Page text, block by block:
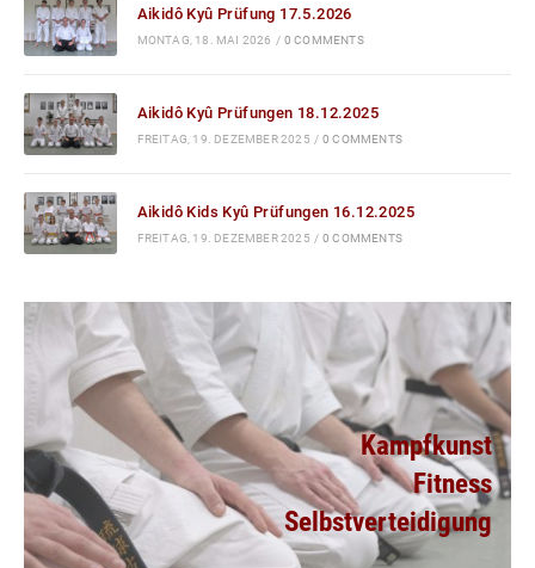
Aikidô Kyû Prüfung 17.5.2026
MONTAG, 18. MAI 2026 / 0 COMMENTS
Aikidô Kyû Prüfungen 18.12.2025
FREITAG, 19. DEZEMBER 2025 / 0 COMMENTS
Aikidô Kids Kyû Prüfungen 16.12.2025
FREITAG, 19. DEZEMBER 2025 / 0 COMMENTS
Kampfkunst
Fitness
Selbstverteidigung